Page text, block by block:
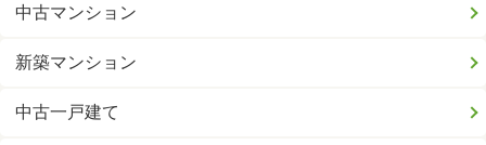
中古マンション
新築マンション
中古一戸建て